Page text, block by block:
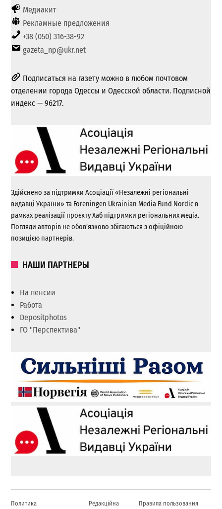
Медиакит
Рекламные предложения
+38 (050) 316-38-92
gazeta_np@ukr.net
Подписаться на газету можно в любом почтовом
отделении города Одессы и Одесской области. Подписной
индекс — 96217.
Здійснено за підтримки Асоціації «Незалежні регіональні
видавці України» та Foreningen Ukrainian Media Fund Nordic в
рамках реалізації проєкту Хаб підтримки регіональних медіа.
Погляди авторів не обов’язково збігаються з офіційною
позицією партнерів.
НАШИ ПАРТНЕРЫ
На пенсии
Работа
Depositphotos
ГО "Перспектива"
Политика Редакційна Правила пользования